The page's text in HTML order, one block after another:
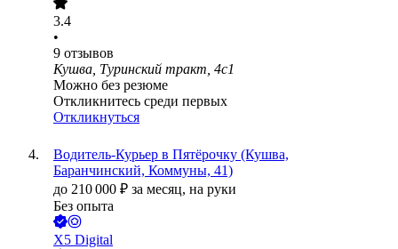
3.4
•
9 отзывов
Кушва, Туринский тракт, 4с1
Можно без резюме
Откликнитесь среди первых
Откликнуться
Водитель-Курьер в Пятёрочку (Кушва,
Баранчинский, Коммуны, 41)
до 210 000 ₽ за месяц, на руки
Без опыта
X5 Digital